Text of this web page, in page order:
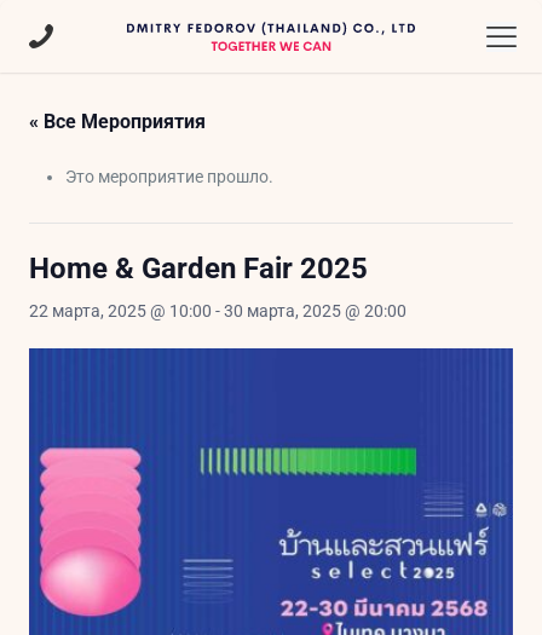
« Все Мероприятия
Это мероприятие прошло.
Home & Garden Fair 2025
22 марта, 2025 @ 10:00 -30 марта, 2025 @ 20:00